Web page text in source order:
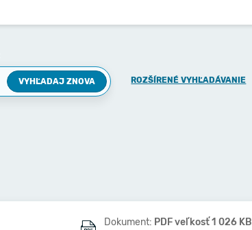
VYHĽADAJ ZNOVA ROZŠÍRENÉ VYHĽADÁVANIE
Dokument: PDF veľkosť 1 026 KB